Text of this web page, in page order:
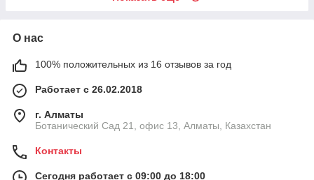
О нас
100% положительных из 16 отзывов за год
Работает с 26.02.2018
г. Алматы
Ботанический Сад 21, офис 13, Алматы, Казахстан
Контакты
Сегодня работает с 09:00 до 18:00